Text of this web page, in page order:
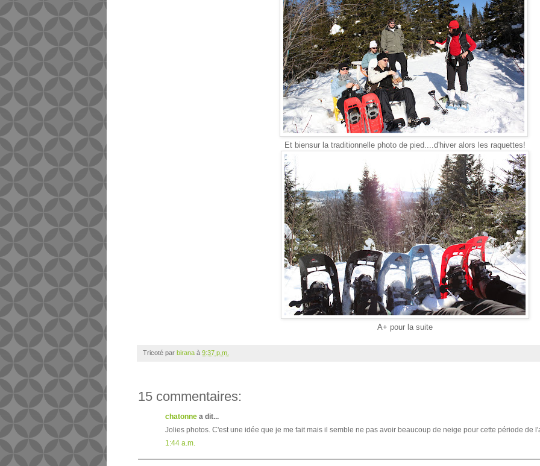
Et biensur la traditionnelle photo de pied....d'hiver alors les raquettes!
A+ pour la suite
Tricoté par birana à 9:37 p.m.
15 commentaires:
chatonne a dit...
Jolies photos. C'est une idée que je me fait mais il semble ne pas avoir beaucoup de neige pour cette période de
1:44 a.m.